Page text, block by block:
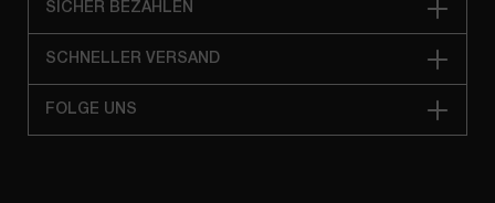
SICHER BEZAHLEN
SCHNELLER VERSAND
FOLGE UNS